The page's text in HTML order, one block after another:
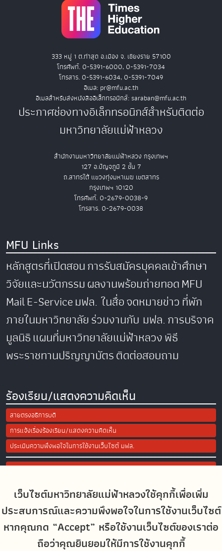
เว็บไซต์มหาวิทยาลัยแม่ฟ้าหลวงใช้คุกกี้เพื่อเพิ่ม
ประสบการณ์และความพึงพอใจในการใช้งานเว็บไซต์
หากคุณกด “Accept” หรือใช้งานเว็บไซต์ของเราต่อ
ถือว่าคุณยินยอมให้มีการใช้งานคุกกี้
333 หมู่ 1 ต.ท่าสุด อ.เมือง จ. เชียงราย 57100
โทรศัพท์. 0-5391-6000, 0-5391-7034
โทรสาร. 0-5391-6034, 0-5391-7049
อีเมล: pr@mfu.ac.th
อีเมลสำหรับส่งหนังสืออิเล็กทรอนิกส์: saraban@mfu.ac.th
ประกาศช่องทางอิเล็กทรอนิกส์สำหรับติดต่อ
มหาวิทยาลัยแม่ฟ้าหลวง
สำนักงานมหาวิทยาลัยแม่ฟ้าหลวง กรุงเทพฯ
127 อ.ปัญจภูมิ 2 ชั้น 7
ถ.สาทรใต้ แขวงทุ่งมหาเมฆ เขตสาทร
กรุงเทพฯ 10120
โทรศัพท์. 0-2679-0038-9
โทรสาร. 0-2679-0038
MFU Links
หลักสูตรที่เปิดสอนการรับสมัครบุคคลเข้าศึกษา
วิจัยและนวัตกรรมผลงานพร้อมถ่ายทอดMFU
MailE-Serviceมฟล. ในสื่อจดหมายข่าวที่พัก
ภายในมหาวิทยาลัยร่วมงานกับ มฟล.การบริจาค
มูลนิธิแผนที่มหาวิทยาลัยแม่ฟ้าหลวงพิธี
พระราชทานปริญญาบัตรติดต่อสอบถาม
ร้องเรียน/แสดงความคิดเห็น
สายตรงอธิการบดี
การแจ้งเรื่องร้องเรียน/แสดงความคิดเห็น
ประเมินความพึงพอใจในการใช้งานเว็บไซต์ มฟล.
Site Map
Social Media